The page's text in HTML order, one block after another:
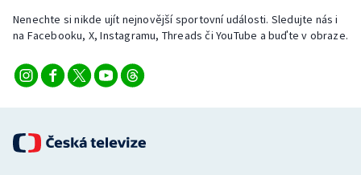
Vodní slalom
Volejbal
Nenechte si nikde ujít nejnovější sportovní události. Sledujte nás i
na Facebooku, X, Instagramu, Threads či YouTube a buďte v obraze.